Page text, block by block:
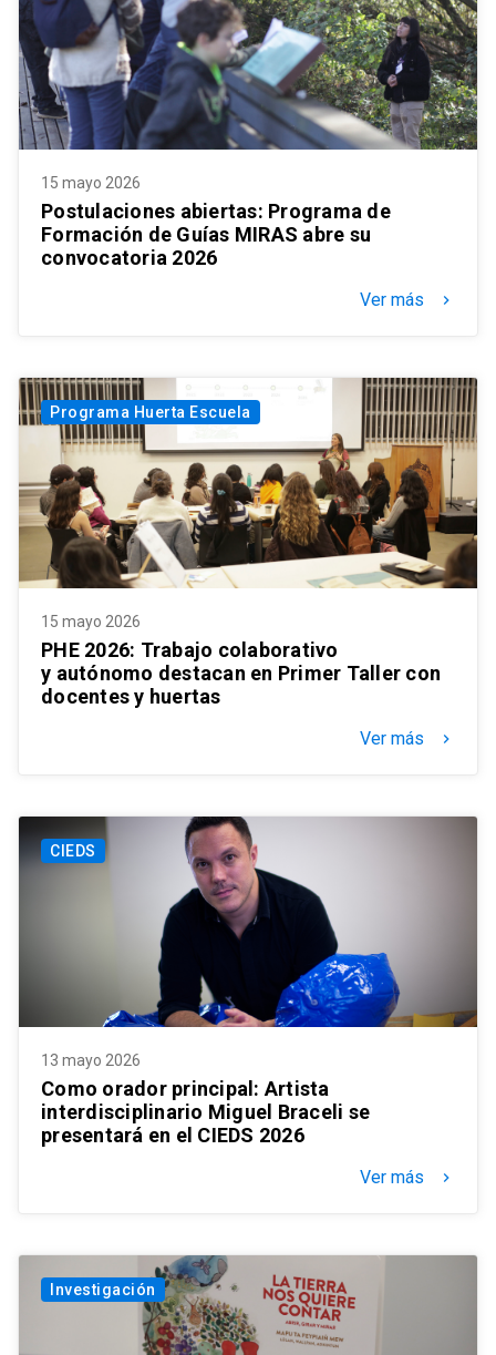
15 mayo 2026
Postulaciones abiertas: Programa de
Formación de Guías MIRAS abre su
convocatoria 2026
Ver más keyboard_arrow_right
Programa Huerta Escuela
15 mayo 2026
PHE 2026: Trabajo colaborativo
y autónomo destacan en Primer Taller con
docentes y huertas
Ver más keyboard_arrow_right
CIEDS
13 mayo 2026
Como orador principal: Artista
interdisciplinario Miguel Braceli se
presentará en el CIEDS 2026
Ver más keyboard_arrow_right
Investigación